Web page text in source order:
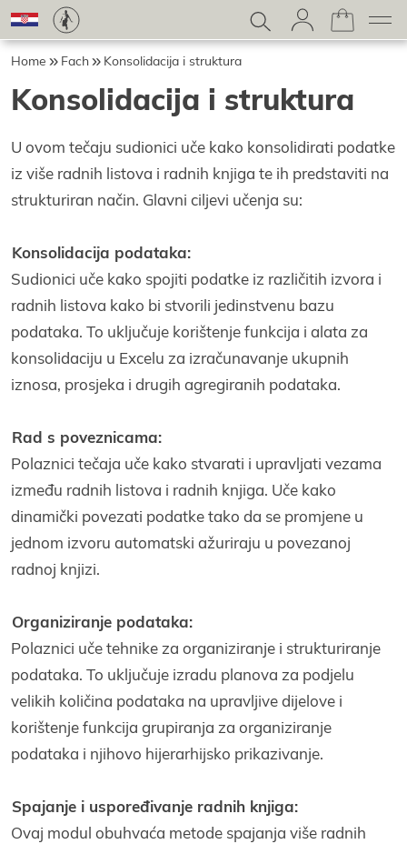
Home Fach Konsolidacija i struktura
Konsolidacija i struktura
U ovom tečaju sudionici uče kako konsolidirati podatke
iz više radnih listova i radnih knjiga te ih predstaviti na
strukturiran način. Glavni ciljevi učenja su:
Konsolidacija podataka:
Sudionici uče kako spojiti podatke iz različitih izvora i
radnih listova kako bi stvorili jedinstvenu bazu
podataka. To uključuje korištenje funkcija i alata za
konsolidaciju u Excelu za izračunavanje ukupnih
iznosa, prosjeka i drugih agregiranih podataka.
Rad s poveznicama:
Polaznici tečaja uče kako stvarati i upravljati vezama
između radnih listova i radnih knjiga. Uče kako
dinamički povezati podatke tako da se promjene u
jednom izvoru automatski ažuriraju u povezanoj
radnoj knjizi.
Organiziranje podataka:
Polaznici uče tehnike za organiziranje i strukturiranje
podataka. To uključuje izradu planova za podjelu
velikih količina podataka na upravljive dijelove i
korištenje funkcija grupiranja za organiziranje
podataka i njihovo hijerarhijsko prikazivanje.
Spajanje i uspoređivanje radnih knjiga:
Ovaj modul obuhvaća metode spajanja više radnih